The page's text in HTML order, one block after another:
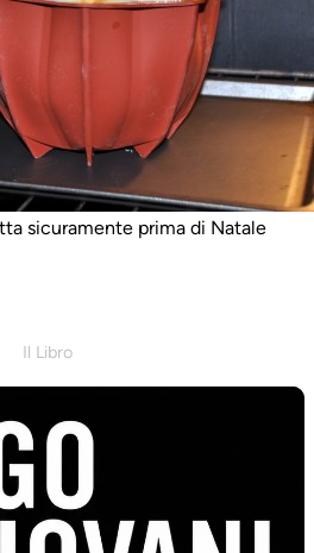
sicuramente prima di Natale
Il Libro